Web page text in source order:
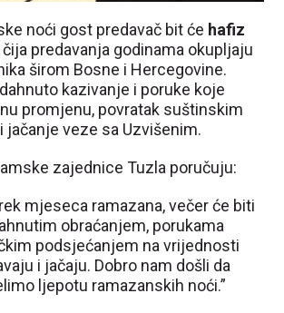
noći gost predavač bit će hafiz
čija predavanja godinama okupljaju
širom Bosne i Hercegovine.
kazivanje i poruke koje
promjenu, povratak suštinskim
veze sa Uzvišenim.
zajednice Tuzla poručuju:
mjeseca ramazana, večer će biti
obraćanjem, porukama
podsjećanjem na vrijednosti
i jačaju. Dobro nam došli da
ljepotu ramazanskih noći.”